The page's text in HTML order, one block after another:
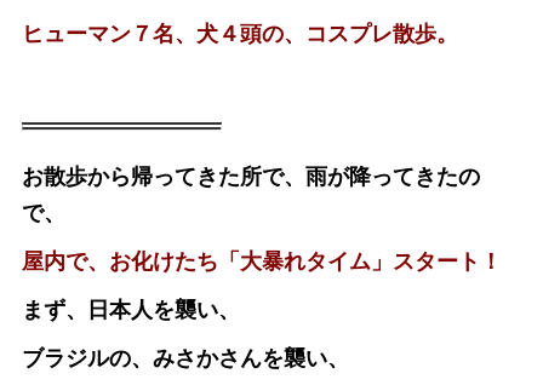
ヒューマン７名、犬４頭の、コスプレ散歩。
お散歩から帰ってきた所で、雨が降ってきたの
で、
屋内で、お化けたち「大暴れタイム」スタート！
まず、日本人を襲い、
ブラジルの、みさかさんを襲い、